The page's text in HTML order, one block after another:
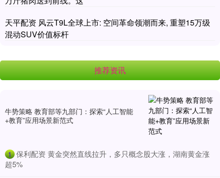
天平配资 风云T9L全球上市: 空间革命领潮而来, 重塑15万级
混动SUV价值标杆
推荐资讯
牛势策略 教育部等九部门：探索“人工智能
+教育”应用场景新范式
1 ​保利配资 黄金突然直线拉升，多只概念股大涨，湖南黄金涨
超5%